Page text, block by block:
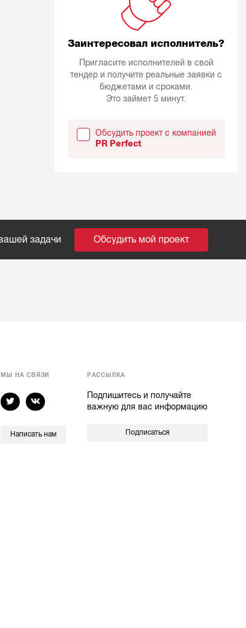
Заинтересовал исполнитель?
Пригласите исполнителей в свой
тендер и получите реальные заявки с
бюджетами и сроками.
Это займет 5 минут.
Обсудить проект с компанией
PR Perfect
задачи Обсудить мой проект
МЫ НА СВЯЗИ
Написать нам
РАССЫЛКА
Подпишитесь и получайте
важную для вас информацию
Подписаться